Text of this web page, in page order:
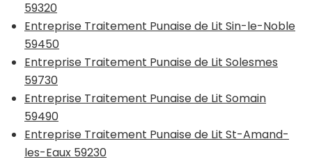
59320
Entreprise Traitement Punaise de Lit Sin-le-Noble
59450
Entreprise Traitement Punaise de Lit Solesmes
59730
Entreprise Traitement Punaise de Lit Somain
59490
Entreprise Traitement Punaise de Lit St-Amand-
les-Eaux 59230